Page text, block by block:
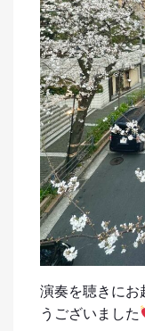
演奏を聴きにお
うございました